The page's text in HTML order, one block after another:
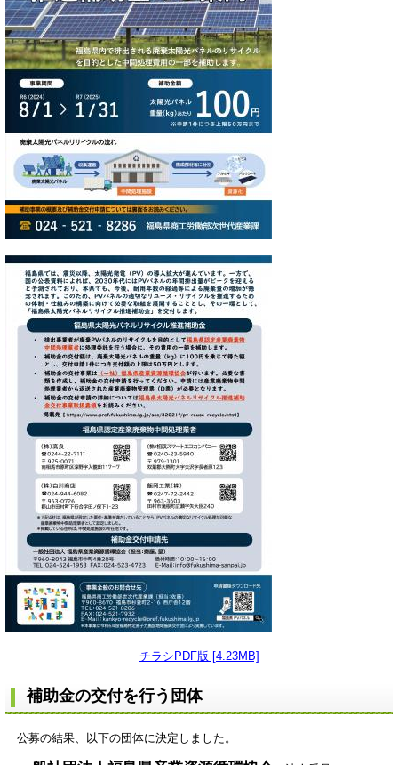
チラシPDF版 [4.23MB]
補助金の交付を行う団体
公募の結果、以下の団体に決定しました。